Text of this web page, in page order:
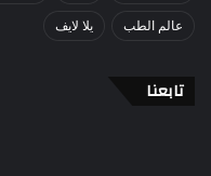
عالم الطب يلا لايف
تابعنا